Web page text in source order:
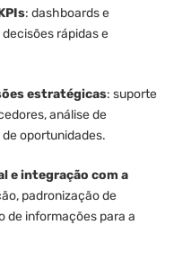
: dashboards e
rápidas e
estratégicas: suporte
análise de
oportunidades.
e integração com a
padronização de
de informações para a